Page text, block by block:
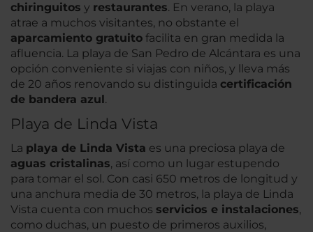
chiringuitos y restaurantes. En verano, la playa
atrae a muchos visitantes, no obstante el
aparcamiento gratuito facilita en gran medida la
afluencia. La playa de San Pedro de Alcántara es una
opción conveniente si viajas con niños, y lleva más
de 20 años renovando su distinguida certificación
de bandera azul.
Playa de Linda Vista
La playa de Linda Vista es una preciosa playa de
aguas cristalinas, así como un lugar estupendo
para tomar el sol. Con casi 650 metros de longitud y
una anchura media de 30 metros, la playa de Linda
Vista cuenta con muchos servicios e instalaciones,
como duchas, un puesto de primeros auxilios,